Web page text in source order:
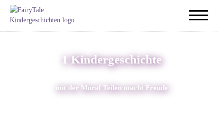
1 Kindergeschichte
mit der Moral Teilen macht Freude